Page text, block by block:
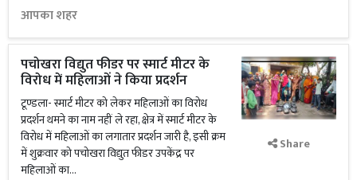
आपका शहर
पचोखरा विद्युत फीडर पर स्मार्ट मीटर के
विरोध में महिलाओं ने किया प्रदर्शन
टूण्डला- स्मार्ट मीटर को लेकर महिलाओं का विरोध
प्रदर्शन थमने का नाम नहीं ले रहा, क्षेत्र में स्मार्ट मीटर के
विरोध में महिलाओं का लगातार प्रदर्शन जारी है, इसी क्रम
में शुक्रवार को पचोखरा विद्युत फीडर उपकेंद्र पर
महिलाओं का...
Share